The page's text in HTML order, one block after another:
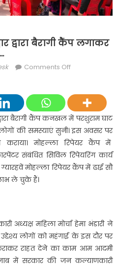
द्वारा बैरागी कैंप लगाकर
Comments Offon
पार्टी
ने
हरिद्वार
द्वारा
बैरागी
कैंप
लगाकर
बैरागी कैंप कनखल में परशुराम घाट
की समस्याएं सुनी। इस अवसर पर
मोहल्ला रिपेयर कैंप में
संबंधित सिविल रिपेयरिंग कार्य
मोहल्ला रिपेयर कैंप में ढाई सौ
ले चुके हैं।
अध्यक्ष महिला मोर्चा हेमा भंडारी ने
लोगों को महंगाई के इस दौर पर
राहत देने का काम आम आदमी
में सरकार की जन कल्याणकारी